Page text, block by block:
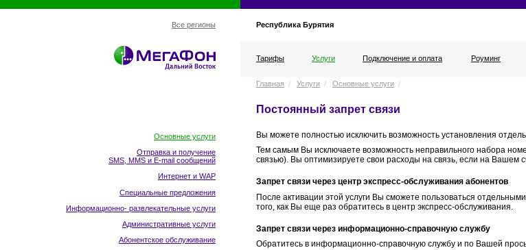
Все регионы Республика Бурятия
Тарифы Услуги Подключение и оплата Роуминг
Основные услуги
Отправка и получение
SMS, MMS и E-mail сообщений
Интернет и WAP
Специальные предложения
Информационно- развлекательные услуги
Административные услуги
Абонентское обслуживание
Главная / Услуги / Основные услуги /
Постоянный запрет связи
Вы можете полностью исключить возможность установления
Тем самым Вы исключаете возможность неправильного набора
связью). Вы оптимизируете свои расходы на связь, если на Вашем
Запрет связи через центр экспресс-обслуживания абонентов
После активации этой услуги Вы сможете пользоваться
того, как Вы еще раз обратитесь в центр экспресс-обслуживания.
Запрет связи через информационно-справочную службу
Обратитесь в информационно-справочную службу и по Вашей